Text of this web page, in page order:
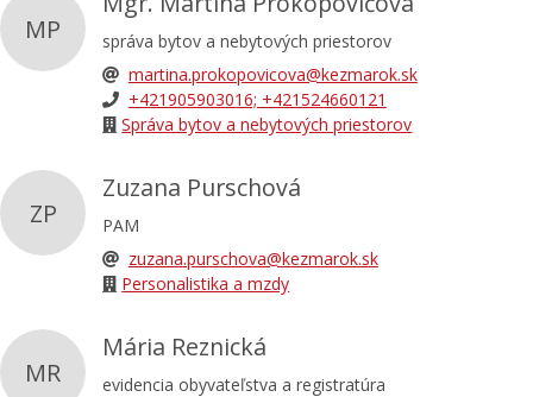
MP
správa bytov a nebytových priestorov
martina.prokopovicova@kezmarok.sk
+421905903016; +421524660121
Správa bytov a nebytových priestorov
ZP
Zuzana Purschová
PAM
zuzana.purschova@kezmarok.sk
Personalistika a mzdy
MR
Mária Reznická
evidencia obyvateľstva a registratúra